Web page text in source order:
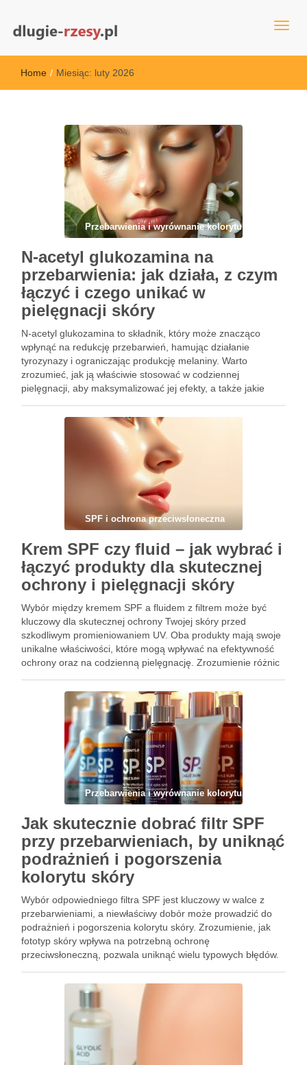
dlugie-rzesy.pl
Home / Miesiąc: luty 2026
Przebarwienia i wyrównanie kolorytu
N-acetyl glukozamina na
przebarwienia: jak działa, z czym
łączyć i czego unikać w
pielęgnacji skóry
N-acetyl glukozamina to składnik, który może znacząco
wpłynąć na redukcję przebarwień, hamując działanie
tyrozynazy i ograniczając produkcję melaniny. Warto
zrozumieć, jak ją właściwie stosować w codziennej
pielęgnacji, aby maksymalizować jej efekty, a także jakie
istotne jest unikanie niektórych składników oraz praktyk,
SPF i ochrona przeciwsłoneczna
Krem SPF czy fluid – jak wybrać i
łączyć produkty dla skutecznej
ochrony i pielęgnacji skóry
Wybór między kremem SPF a fluidem z filtrem może być
kluczowy dla skutecznej ochrony Twojej skóry przed
szkodliwym promieniowaniem UV. Oba produkty mają swoje
unikalne właściwości, które mogą wpływać na efektywność
ochrony oraz na codzienną pielęgnację. Zrozumienie różnic
potrzeb skóry są …
Przebarwienia i wyrównanie kolorytu
Jak skutecznie dobrać filtr SPF
przy przebarwieniach, by uniknąć
podrażnień i pogorszenia
kolorytu skóry
Wybór odpowiedniego filtra SPF jest kluczowy w walce z
przebarwieniami, a niewłaściwy dobór może prowadzić do
podrażnień i pogorszenia kolorytu skóry. Zrozumienie, jak
fototyp skóry wpływa na potrzebną ochronę
przeciwsłoneczną, pozwala uniknąć wielu typowych błędów.
promieniowaniem UV, ale także wspiera zdrowy wygląd …